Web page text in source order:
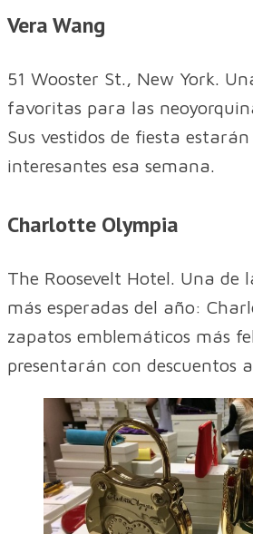
Vera Wang
51 Wooster St., New York.
favoritas para las
Sus vestidos de fiesta
interesantes esa semana.
Charlotte Olympia
The Roosevelt Hotel. Una de
más esperadas del año:
zapatos emblemáticos más
presentarán con descuentos